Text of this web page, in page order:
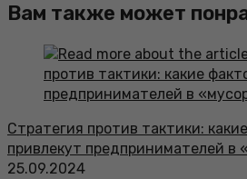
Вам также может
Стратегия против тактики:
привлекут предпринимателей в
25.09.2024